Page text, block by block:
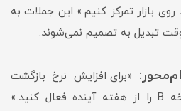
بازار تمرکز کنیم.» این جملات به
تبدیل به تصمیم نمی‌شوند.
«برای افزایش نرخ بازگشت
کاربران، Landing Page نسخه B را از هفته آینده فعال کنید.»